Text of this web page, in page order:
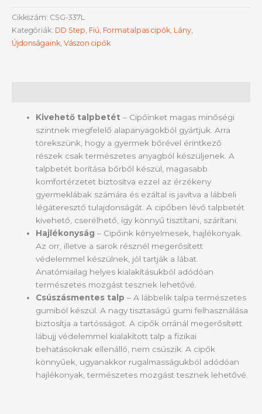
Cikkszám: CSG-337L
Kategóriák: DD Step, Fiú, Formatalpas cipők, Lány,
Újdonságaink, Vászon cipők
Kivehető talpbetét– Cipőinket magas minőségi
szintnek megfelelő alapanyagokból gyártjuk. Arra
törekszünk, hogy a gyermek bőrével érintkező
részek csak természetes anyagból készüljenek. A
talpbetét borítása bőrből készül, magasabb
komfortérzetet biztosítva ezzel az érzékeny
gyermeklábak számára és ezáltal is javítva a lábbeli
légáteresztő tulajdonságát. A cipőben lévő talpbetét
kivehető, cserélhető, így könnyű tisztítani, szárítani.
Hajlékonyság– Cipőink kényelmesek, hajlékonyak.
Az orr, illetve a sarok résznél megerősített
védelemmel készülnek, jól tartják a lábat.
Anatómiailag helyes kialakításukból adódóan
természetes mozgást tesznek lehetővé.
Csúszásmentes talp– A lábbelik talpa természetes
gumiból készül. A nagy tisztaságú gumi felhasználása
biztosítja a tartósságot. A cipők orránál megerősített
lábujj védelemmel kialakított talp a fizikai
behatásoknak ellenálló, nem csúszik. A cipők
könnyűek, ugyanakkor rugalmasságukból adódóan
hajlékonyak, természetes mozgást tesznek lehetővé.